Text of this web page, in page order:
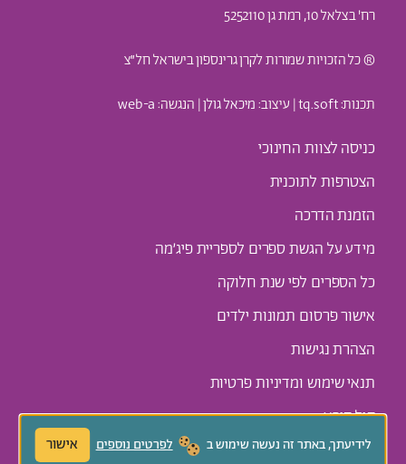
לידיעתך, באתר זה נעשה שימוש ב לפרטים נוספים אישור
רח' בצלאל 10, רמת גן 5252110
® כל הזכויות שמורות לקרן גרינספון בישראל חל״צ
תכנות: tq.soft | עיצוב:מיכאל גולן| הנגשה:web-a
כניסה לצוות החינוכי
הצטרפות לתוכנית
הזמנת הדרכה
מידע על הגשת ספרים לספריית פיג׳מה
כל הספרים לפי שנת חלוקה
אישור פרסום תמונות ילדים
הצהרת נגישות
תנאי שימוש ומדיניות פרטיות
קול קורא